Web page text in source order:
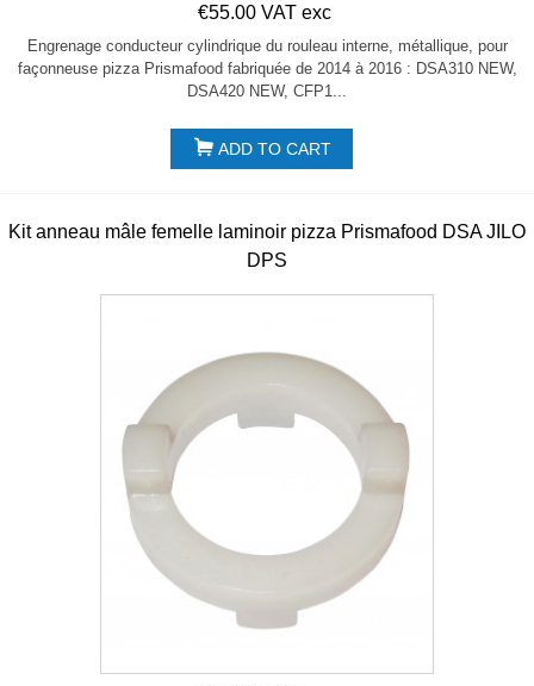
€55.00 VAT exc
Engrenage conducteur cylindrique du rouleau interne, métallique, pour
façonneuse pizza Prismafood fabriquée de 2014 à 2016 : DSA310 NEW,
DSA420 NEW, CFP1...
ADD TO CART
Kit anneau mâle femelle laminoir pizza Prismafood DSA JILO
DPS